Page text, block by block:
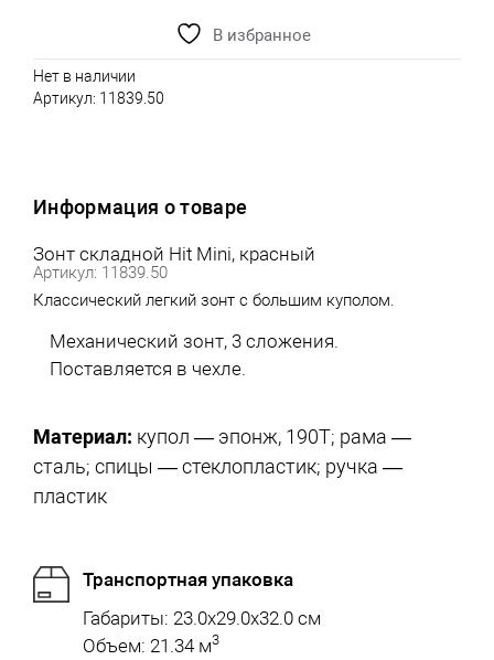
В избранное
Нет в наличии
Артикул: 11839.50
Информация о товаре
Зонт складной Hit Mini, красный
Артикул: 11839.50
Классический легкий зонт с большим куполом.
Механический зонт, 3 сложения.
Поставляется в чехле.
Материал: купол — эпонж, 190T; рама —
сталь; спицы — стеклопластик; ручка —
пластик
Транспортная упаковка
Габариты: 23.0x29.0x32.0 см
Объем: 21.34 м3